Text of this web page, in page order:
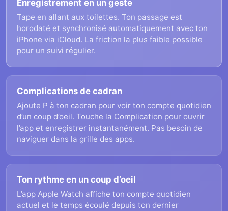
Enregistrement en un geste
Tape en allant aux toilettes. Ton passage est
horodaté et synchronisé automatiquement avec ton
iPhone via iCloud. La friction la plus faible possible
pour un suivi régulier.
Complications de cadran
Ajoute P à ton cadran pour voir ton compte quotidien
d’un coup d’oeil. Touche la Complication pour ouvrir
l’app et enregistrer instantanément. Pas besoin de
naviguer dans la grille des apps.
Ton rythme en un coup d’oeil
L’app Apple Watch affiche ton compte quotidien
actuel et le temps écoulé depuis ton dernier